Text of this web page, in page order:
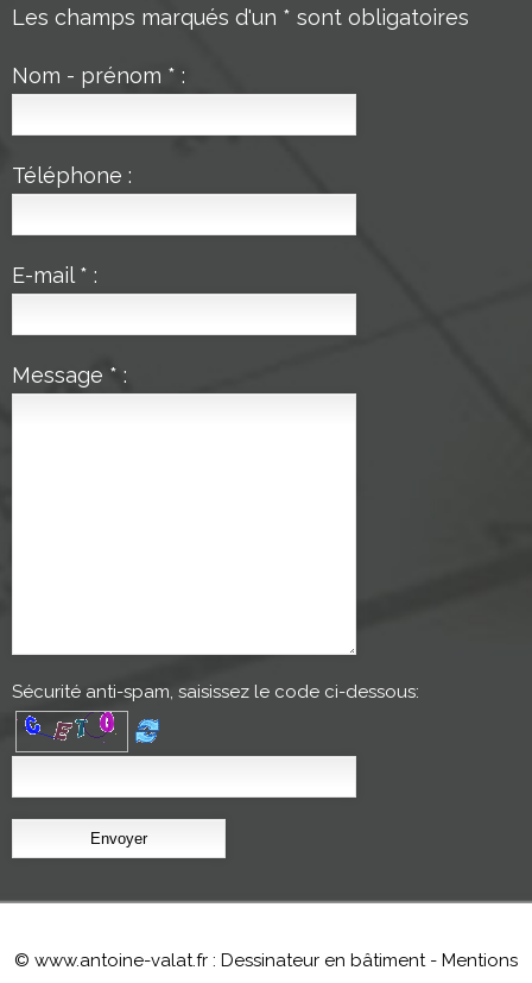
Les champs marqués d'un * sont obligatoires
Nom - prénom * :
Téléphone :
E-mail * :
Message * :
Sécurité anti-spam, saisissez le code ci-dessous:
© www.antoine-valat.fr : Dessinateur en bâtiment - Mentions